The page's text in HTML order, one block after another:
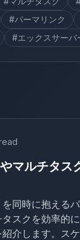
#パーマリンク
#エックスサーバ
マルチタス
同時に抱える
スクを効率的
介します。ス